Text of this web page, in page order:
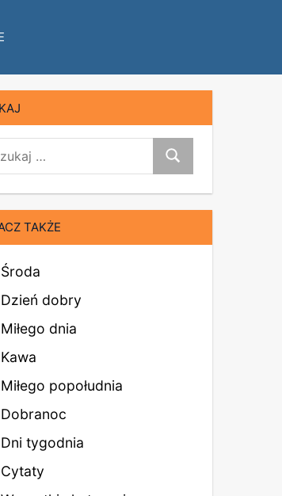
Szukaj
TAKŻE
Środa
Dzień dobry
Miłego dnia
Kawa
Miłego popołudnia
Dobranoc
Dni tygodnia
Cytaty